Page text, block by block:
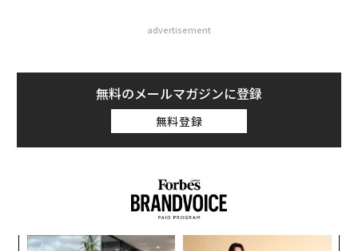
advertisement
無料のメールマガジンに登録
無料登録